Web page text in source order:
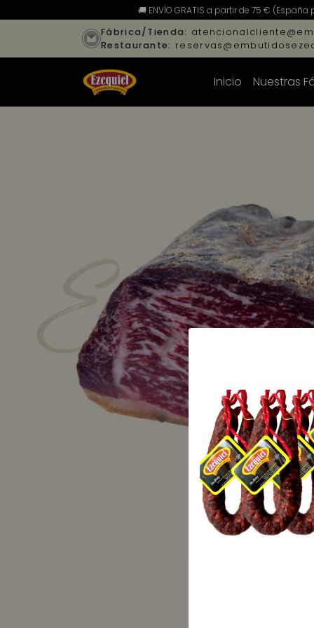
🚚 ENVÍO GRATIS a partir de 75 €
Fábrica/Tienda:
Restaurante:
Inicio Nuestras